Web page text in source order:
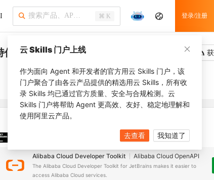
⌘ K 登录/注册
修复的机器列表
安装之前，确保已创建JetBrains IDE
Alibaba Cloud Developer Toolkit Alibaba Cloud OpenAPI
The Alibaba Cloud Developer Toolkit for JetBrains makes it easier to
access Alibaba Cloud services.
云 Skills 门户上线
作为面向 Agent 和开发者的官方用云 Skills 门户，该
门户聚合了由各云产品提供的精选用云 Skills，所有收
录 Skills 均已通过官方质量、安全与合规检测。云
Skills 门户将帮助 Agent 更高效、友好、稳定地理解和
使用阿里云产品。
去查看 我知道了